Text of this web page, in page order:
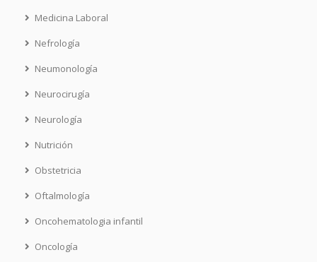
Medicina Laboral
Nefrología
Neumonología
Neurocirugía
Neurología
Nutrición
Obstetricia
Oftalmología
Oncohematologia infantil
Oncología